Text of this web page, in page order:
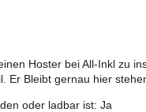
Hoster bei All-Inkl zu
Er Bleibt gernau hier
oder ladbar ist: Ja